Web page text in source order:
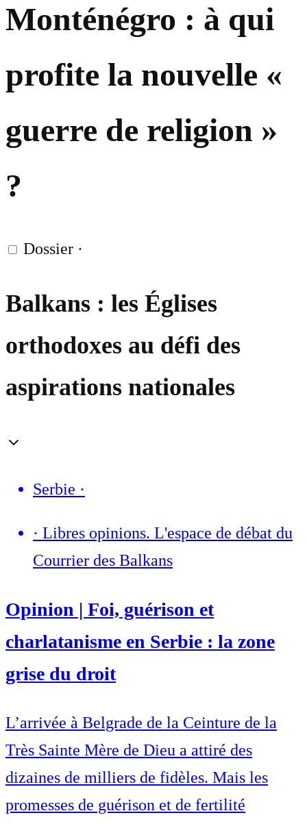
Monténégro : à qui
profite la nouvelle «
guerre de religion »
?
Dossier ·
Balkans : les Églises
orthodoxes au défi des
aspirations nationales
Serbie ·
· Libres opinions. L'espace de débat du
Courrier des Balkans
Opinion | Foi, guérison et
charlatanisme en Serbie : la zone
grise du droit
L’arrivée à Belgrade de la Ceinture de la
Très Sainte Mère de Dieu a attiré des
dizaines de milliers de fidèles. Mais les
promesses de guérison et de fertilité